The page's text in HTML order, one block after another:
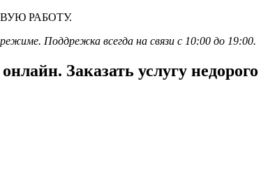
РАБОТУ.
Поддрежка всегда на связи с 10:00 до 19:00.
Заказать услугу недорого